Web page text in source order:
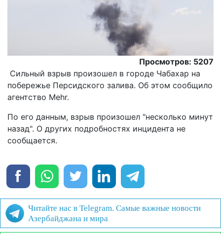
Просмотров: 5207
Сильный взрыв произошел в городе Чабахар на
побережье Персидского залива. Об этом сообщило
агентство Mehr.
По его данным, взрыв произошел "несколько минут
назад". О других подробностях инцидента не
сообщается.
Читайте нас в Telegram. Самые важные новости
Азербайджана и мира